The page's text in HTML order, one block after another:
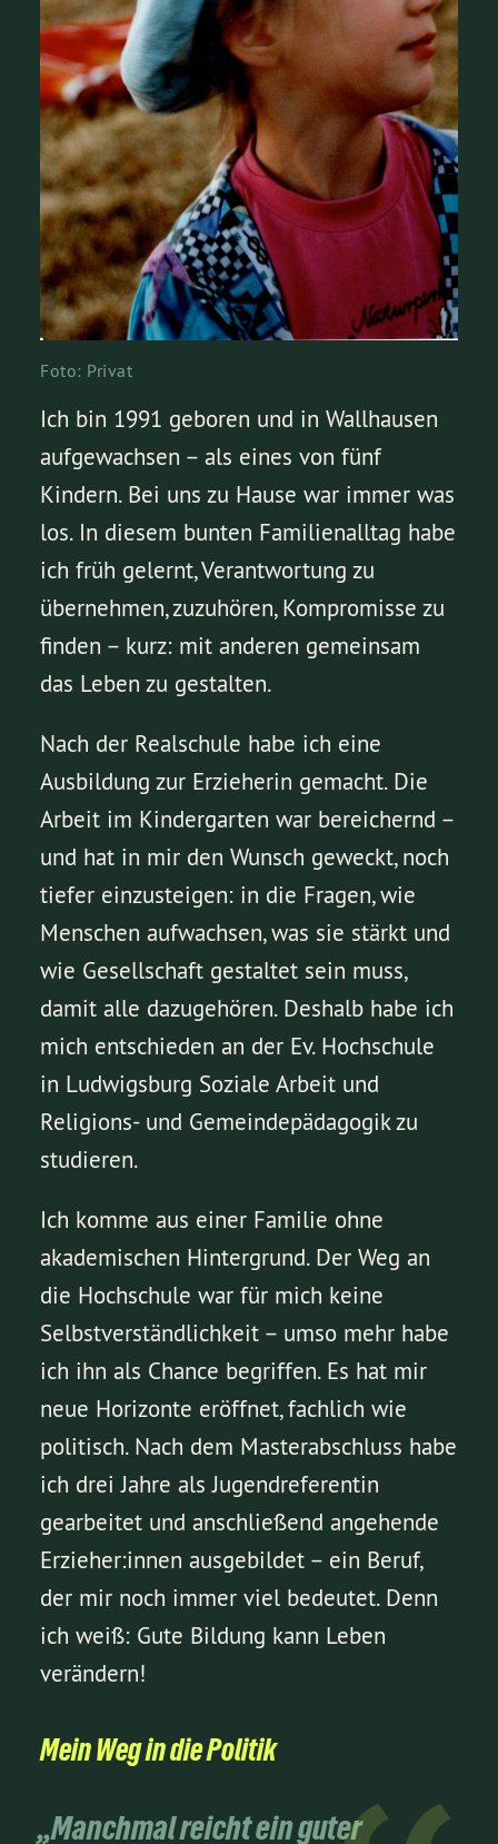
Foto: Privat
Ich bin 1991 geboren und in Wallhausen
aufgewachsen – als eines von fünf
Kindern. Bei uns zu Hause war immer was
los. In diesem bunten Familienalltag habe
ich früh gelernt, Verantwortung zu
übernehmen, zuzuhören, Kompromisse zu
finden – kurz: mit anderen gemeinsam
das Leben zu gestalten.
Nach der Realschule habe ich eine
Ausbildung zur Erzieherin gemacht. Die
Arbeit im Kindergarten war bereichernd –
und hat in mir den Wunsch geweckt, noch
tiefer einzusteigen: in die Fragen, wie
Menschen aufwachsen, was sie stärkt und
wie Gesellschaft gestaltet sein muss,
damit alle dazugehören. Deshalb habe ich
mich entschieden an der Ev. Hochschule
in Ludwigsburg Soziale Arbeit und
Religions- und Gemeindepädagogik zu
studieren.
Ich komme aus einer Familie ohne
akademischen Hintergrund. Der Weg an
die Hochschule war für mich keine
Selbstverständlichkeit – umso mehr habe
ich ihn als Chance begriffen. Es hat mir
neue Horizonte eröffnet, fachlich wie
politisch. Nach dem Masterabschluss habe
ich drei Jahre als Jugendreferentin
gearbeitet und anschließend angehende
Erzieher:innen ausgebildet – ein Beruf,
der mir noch immer viel bedeutet. Denn
ich weiß: Gute Bildung kann Leben
verändern!
Mein Weg in die Politik
„Manchmal reicht ein guter